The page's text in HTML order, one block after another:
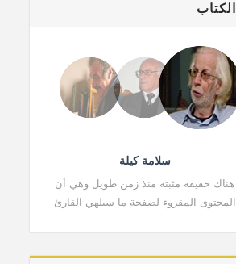
الكتاب
سلامة كيلة
هناك حقيقة مثبتة منذ زمن طويل وهي أن
المحتوى المقروء لصفحة ما سيلهي القارئ